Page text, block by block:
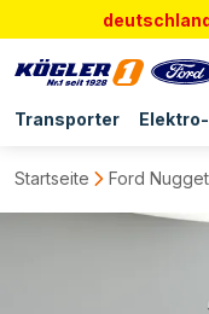
Transporter
Startseite Ford Nugget